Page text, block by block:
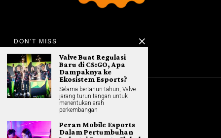
All rights reserved. Hybrid.co.id
DON'T MISS
Valve Buat Regulasi
Baru di CS:GO, Apa
Dampaknya ke
Ekosistem Esports?
Selama bertahun-tahun, Valve
jarang turun tangan untuk
menentukan arah
perkembangan
Peran Mobile Esports
Dalam Pertumbuhan